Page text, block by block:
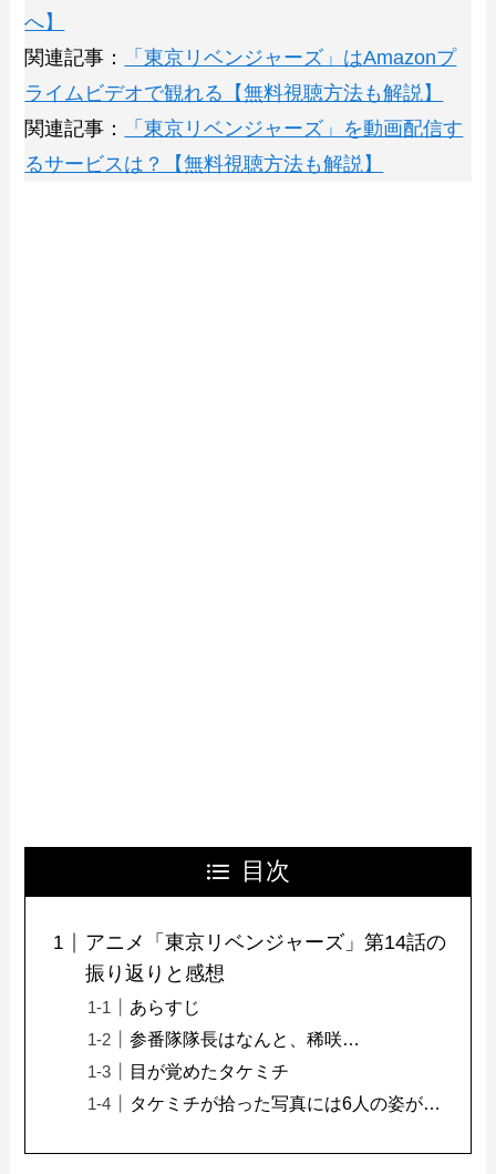
へ】
関連記事：
「東京リベンジャーズ」はAmazonプ
ライムビデオで観れる【無料視聴方法も解説】
関連記事：
「東京リベンジャーズ」を動画配信す
るサービスは？【無料視聴方法も解説】
目次
アニメ「東京リベンジャーズ」第14話の
振り返りと感想
あらすじ
参番隊隊長はなんと、稀咲…
目が覚めたタケミチ
タケミチが拾った写真には6人の姿が…